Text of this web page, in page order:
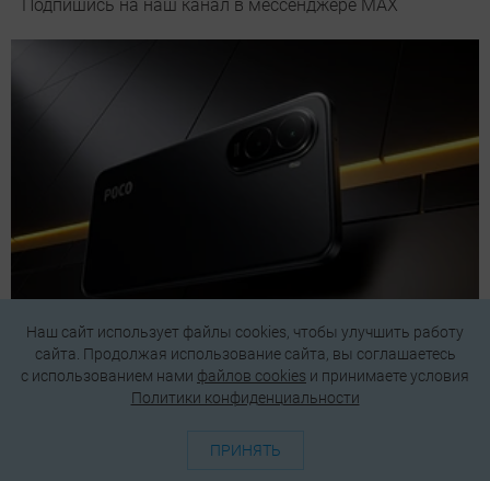
Подпишись на наш канал в мессенджере МАХ
Смартфоны до 20 000 рублей: 7 лучших моделей в
Наш сайт использует файлы cookies, чтобы улучшить работу
сайта. Продолжая использование сайта, вы соглашаетесь
c использованием нами файлов cookies и принимаете условия
Политики конфиденциальности
ПРИНЯТЬ